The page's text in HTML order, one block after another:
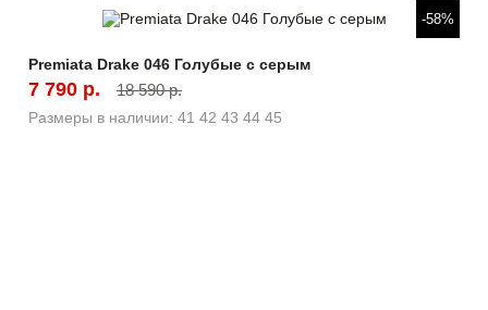
Быстрый просмотр -58%
Premiata Drake 046 Голубые с серым
7 790 р. 18 590 р.
Размеры в наличии: 41 42 43 44 45